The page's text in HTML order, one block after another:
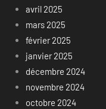
avril 2025
mars 2025
février 2025
janvier 2025
décembre 2024
novembre 2024
octobre 2024